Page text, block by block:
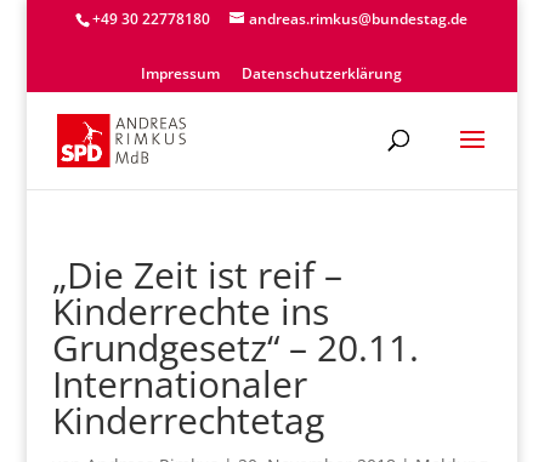
+49 30 22778180 andreas.rimkus@bundestag.de
Impressum Datenschutzerklärung
„Die Zeit ist reif –
Kinderrechte ins
Grundgesetz“ – 20.11.
Internationaler
Kinderrechtetag